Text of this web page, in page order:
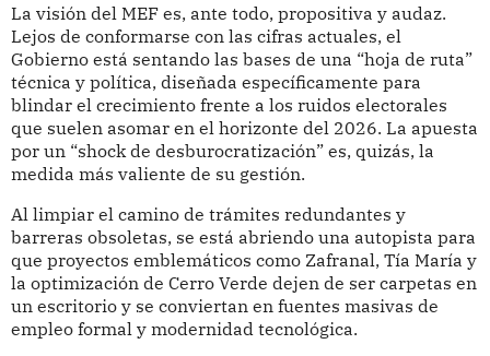
La visión del MEF es, ante todo, propositiva y audaz.
Lejos de conformarse con las cifras actuales, el
Gobierno está sentando las bases de una “hoja de ruta”
técnica y política, diseñada específicamente para
blindar el crecimiento frente a los ruidos electorales
que suelen asomar en el horizonte del 2026. La apuesta
por un “shock de desburocratización” es, quizás, la
medida más valiente de su gestión.
Al limpiar el camino de trámites redundantes y
barreras obsoletas, se está abriendo una autopista para
que proyectos emblemáticos como Zafranal, Tía María y
la optimización de Cerro Verde dejen de ser carpetas en
un escritorio y se conviertan en fuentes masivas de
empleo formal y modernidad tecnológica.